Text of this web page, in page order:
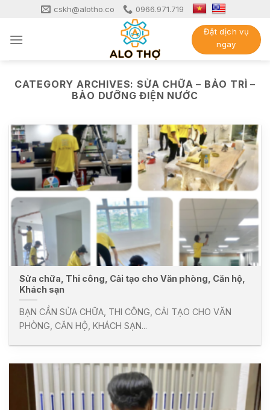
content
cskh@alotho.co 0966.971.719
Đặt dịch vụ
ngay
CATEGORY ARCHIVES:SỬA CHỮA – BẢO TRÌ –
BẢO DƯỠNG ĐIỆN NƯỚC
Sửa chữa, Thi công, Cải tạo cho Văn phòng, Căn hộ,
Khách sạn
BẠN CẦN SỬA CHỮA, THI CÔNG, CẢI TẠO CHO VĂN
PHÒNG, CĂN HỘ, KHÁCH SẠN...